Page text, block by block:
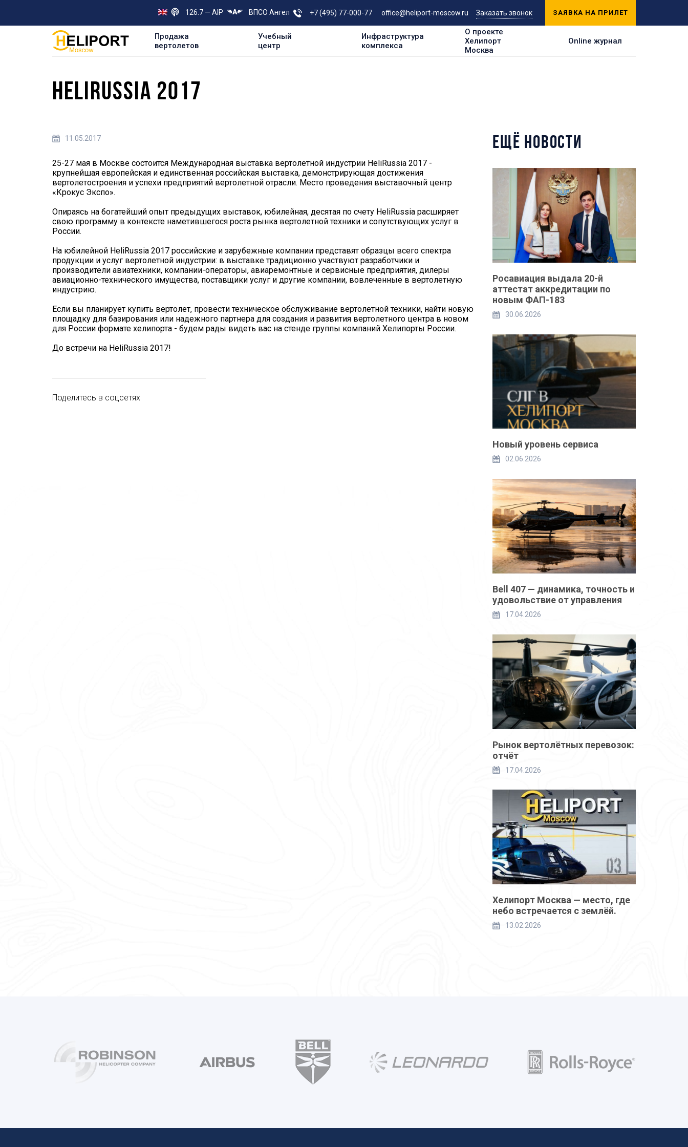
126.7 — AIP ВПСО Ангел +7 (495) 77-000-77 office@heliport-moscow.ru Заказать звонок ЗАЯВКА НА ПРИЛЕТ
Продажа
вертолетов
Учебный
центр
Инфраструктура
комплекса
О проекте
Хелипорт
Москва
Online журнал
HELIRUSSIA 2017
11.05.2017
25-27 мая в Москве состоится Международная выставка вертолетной индустрии HeliRussia 2017 -
крупнейшая европейская и единственная российская выставка, демонстрирующая достижения
вертолетостроения и успехи предприятий вертолетной отрасли. Место проведения выставочный центр
«Крокус Экспо».
Опираясь на богатейший опыт предыдущих выставок, юбилейная, десятая по счету HeliRussia расширяет
свою программу в контексте наметившегося роста рынка вертолетной техники и сопутствующих услуг в
России.
На юбилейной HeliRussia 2017 российские и зарубежные компании представят образцы всего спектра
продукции и услуг вертолетной индустрии: в выставке традиционно участвуют разработчики и
производители авиатехники, компании-операторы, авиаремонтные и сервисные предприятия, дилеры
авиационно-технического имущества, поставщики услуг и другие компании, вовлеченные в вертолетную
индустрию.
Если вы планирует купить вертолет, провести техническое обслуживание вертолетной техники, найти новую
площадку для базирования или надежного партнера для создания и развития вертолетного центра в новом
для России формате хелипорта - будем рады видеть вас на стенде группы компаний Хелипорты России.
До встречи на HeliRussia 2017!
Поделитесь в соцсетях
ЕЩЁ НОВОСТИ
Росавиация выдала 20-й
аттестат аккредитации по
новым ФАП-183
30.06.2026
Новый уровень сервиса
02.06.2026
Bell 407 — динамика, точность и
удовольствие от управления
17.04.2026
Рынок вертолётных перевозок:
отчёт
17.04.2026
Хелипорт Москва — место, где
небо встречается с землёй.
13.02.2026